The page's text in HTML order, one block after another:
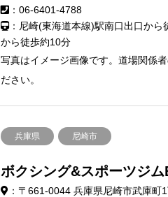
：06-6401-4788
：尼崎(東海道本線)駅南口出口から
から徒歩約10分
写真はイメージ画像です。道場関係
ださい。
兵庫県 尼崎市
ボクシング&スポーツジム
：〒661-0044 兵庫県尼崎市武庫町